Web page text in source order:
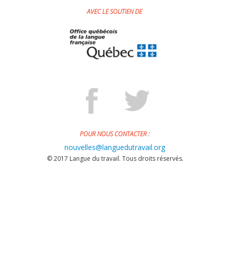
AVEC LE SOUTIEN DE
POUR NOUS CONTACTER :
nouvelles@languedutravail.org
© 2017 Langue du travail. Tous droits réservés.